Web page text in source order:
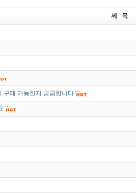
제 목
구매 가능한지 궁금합니다